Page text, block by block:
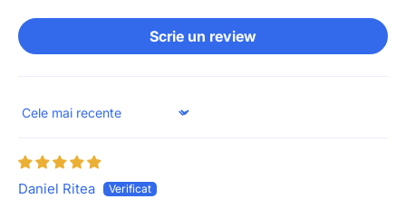
Scrie un review
Sort by
Daniel Ritea